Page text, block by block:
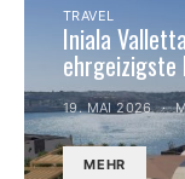
TRAVEL
Iniala
ehrgeizigste
19. MAI 2026
MEHR